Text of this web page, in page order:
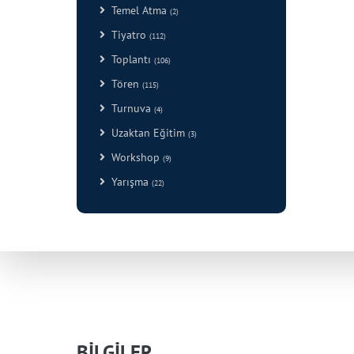
Temel Atma (2)
Tiyatro (112)
Toplantı (106)
Tören (115)
Turnuva (4)
Uzaktan Eğitim (3)
Workshop (9)
Yarışma (22)